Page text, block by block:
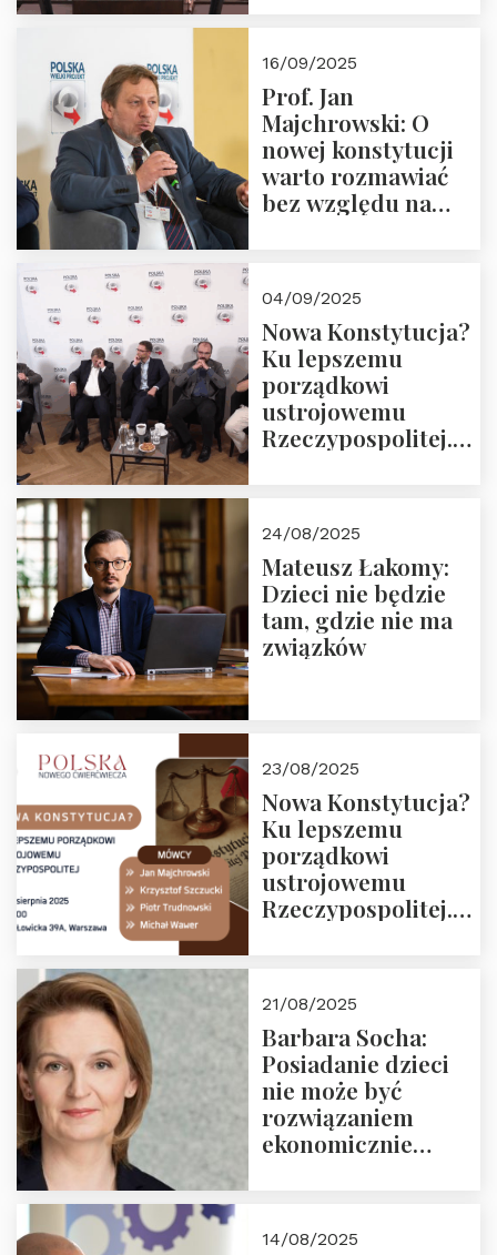
16/09/2025
Prof. Jan
Majchrowski: O
nowej konstytucji
warto rozmawiać
bez względu na
04/09/2025
Nowa Konstytucja?
Ku lepszemu
porządkowi
ustrojowemu
Rzeczypospolitej.
24/08/2025
Mateusz Łakomy:
Dzieci nie będzie
tam, gdzie nie ma
związków
23/08/2025
Nowa Konstytucja?
Ku lepszemu
porządkowi
ustrojowemu
Rzeczypospolitej.
Nowego
Ćwierćwiecza”
21/08/2025
Barbara Socha:
Posiadanie dzieci
nie może być
rozwiązaniem
ekonomicznie
14/08/2025